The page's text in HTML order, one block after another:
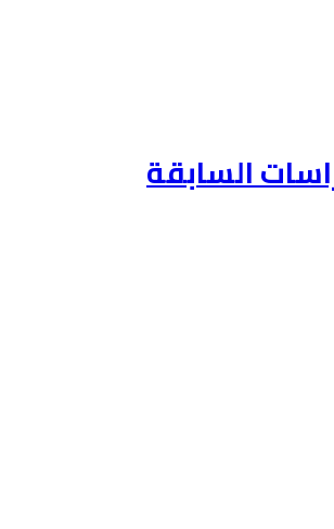
السابقة